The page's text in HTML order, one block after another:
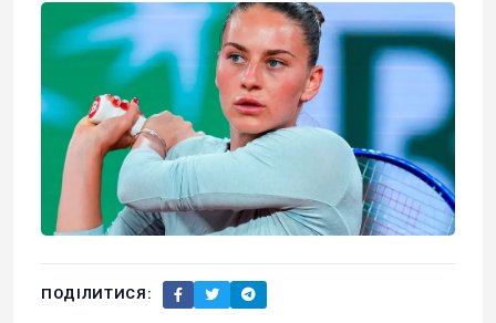
ПОДІЛИТИСЯ: